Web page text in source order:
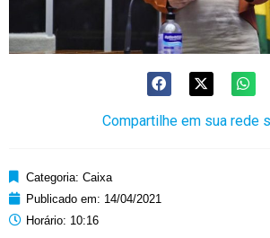
Compartilhe em sua rede
Categoria: Caixa
Publicado em: 14/04/2021
Horário: 10:16